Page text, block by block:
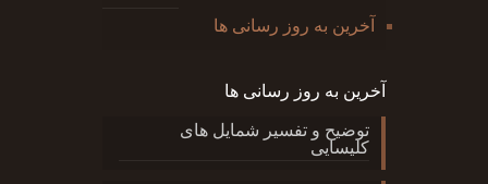
آخرین به روز رسانی ها
آخرین به روز رسانی ها
توضیح و تفسیر شمایل های
کلیسایی